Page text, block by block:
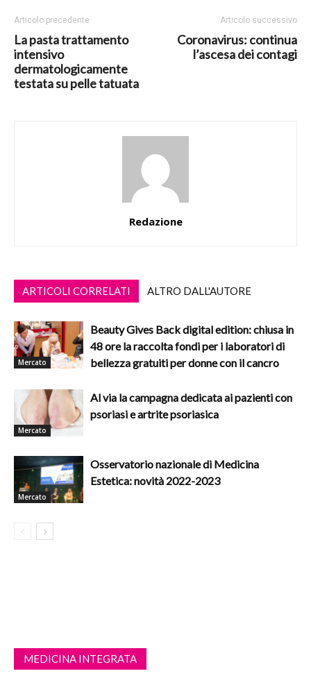
Articolo precedente
La pasta trattamento
intensivo
dermatologicamente
testata su pelle tatuata
Articolo successivo
Coronavirus: continua
l’ascesa dei contagi
Redazione
ARTICOLI CORRELATI ALTRO DALL'AUTORE
Mercato
Beauty Gives Back digital edition: chiusa in
48 ore la raccolta fondi per i laboratori di
bellezza gratuiti per donne con il cancro
Mercato
Al via la campagna dedicata ai pazienti con
psoriasi e artrite psoriasica
Mercato
Osservatorio nazionale di Medicina
Estetica: novità 2022-2023
MEDICINA INTEGRATA